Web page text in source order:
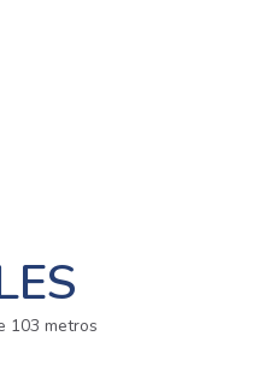
103 metros